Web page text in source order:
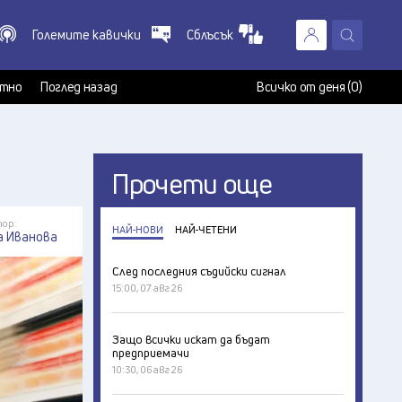
X
Големите кавички Сблъсък
Поглед назад Всичко от деня (0)
Иванова
Прочети още
НАЙ-НОВИ НАЙ-ЧЕТЕНИ
След последния съдийски сигнал
15:00, 07 авг 26
Защо всички искат да бъдат
предприемачи
10:30, 06 авг 26